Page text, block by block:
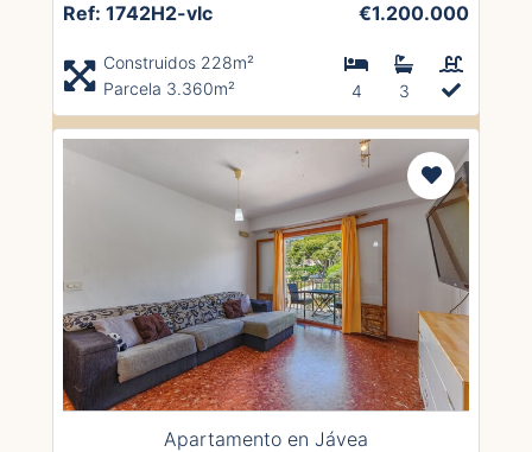
Ref: 1742H2-vlc €1.200.000
Construidos 228m²
Parcela 3.360m²
4 3
Apartamento en Jávea